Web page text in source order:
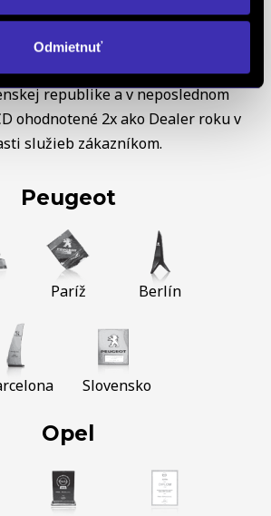
Odmietnuť
taktiež za najvyšší nárast
nárast celkových predajov
Ďalej nás ocenili za najvyšší
republike a v neposlednom
ohodnotené 2x ako Dealer roku v
služieb zákazníkom.
Peugeot
Paríž Berlín
Slovensko
Opel